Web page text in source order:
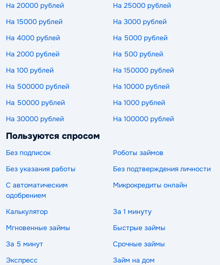
На 20000 рублей
На 25000 рублей
На 15000 рублей
На 3000 рублей
На 4000 рублей
На 5000 рублей
На 2000 рублей
На 500 рублей
На 100 рублей
На 150000 рублей
На 500000 рублей
На 10000 рублей
На 50000 рублей
На 1000 рублей
На 30000 рублей
На 100000 рублей
Пользуются спросом
Без подписок
Роботы займов
Без указания работы
Без подтверждения личности
С автоматическим
одобрением
Микрокредиты онлайн
Калькулятор
За 1 минуту
Мгновенные займы
Быстрые займы
За 5 минут
Срочные займы
Экспресс
Займ на дом